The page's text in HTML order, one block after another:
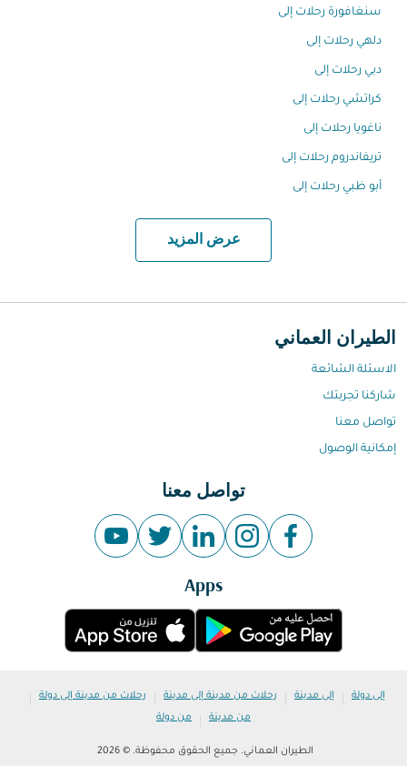
سنغافورة رحلات إلى
دلهي رحلات إلى
دبي رحلات إلى
كراتشي رحلات إلى
ناغويا رحلات إلى
تريفاندروم رحلات إلى
أبو ظبي رحلات إلى
عرض المزيد
الطيران العماني
الاسئلة الشائعة
شاركنا تجربتك
تواصل معنا
إمكانية الوصول
تواصل معنا
Apps
إلى دولة | إلى مدينة | رحلات من مدينة إلى مدينة | رحلات من مدينة إلى دولة |
من مدينة | من دولة
الطيران العماني. جميع الحقوق محفوظة. © 2026